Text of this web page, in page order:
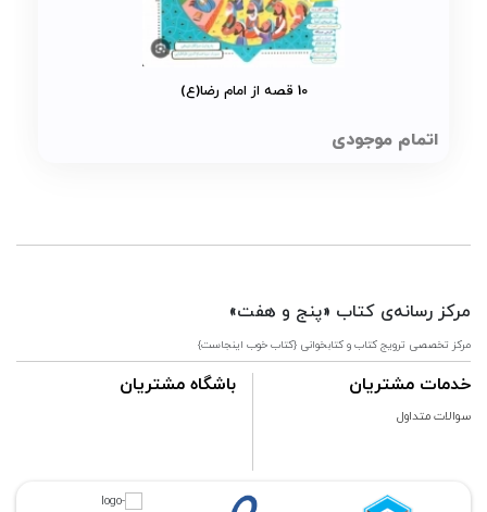
10 قصه از امام رضا(ع)
اتمام موجودی
مرکز رسانه‌ی کتاب «پنج و هفت»
مرکز تخصصی ترویج کتاب و کتابخوانی {کتاب خوب اینجاست}
خدمات مشتریان
سوالات متداول
باشگاه مشتریان